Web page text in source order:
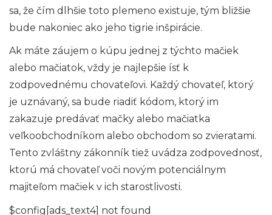
sa, že čím dlhšie toto plemeno existuje, tým bližšie
bude nakoniec ako jeho tigrie inšpirácie.
Ak máte záujem o kúpu jednej z týchto mačiek
alebo mačiatok, vždy je najlepšie ísť k
zodpovednému chovateľovi. Každý chovateľ, ktorý
je uznávaný, sa bude riadiť kódom, ktorý im
zakazuje predávať mačky alebo mačiatka
veľkoobchodníkom alebo obchodom so zvieratami.
Tento zvláštny zákonník tiež uvádza zodpovednosť,
ktorú má chovateľ voči novým potenciálnym
majiteľom mačiek v ich starostlivosti.
$config[ads_text4] not found